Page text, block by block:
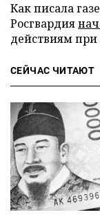
Как писала
Росгвардия
действиям при
СЕЙЧАС ЧИТАЮТ